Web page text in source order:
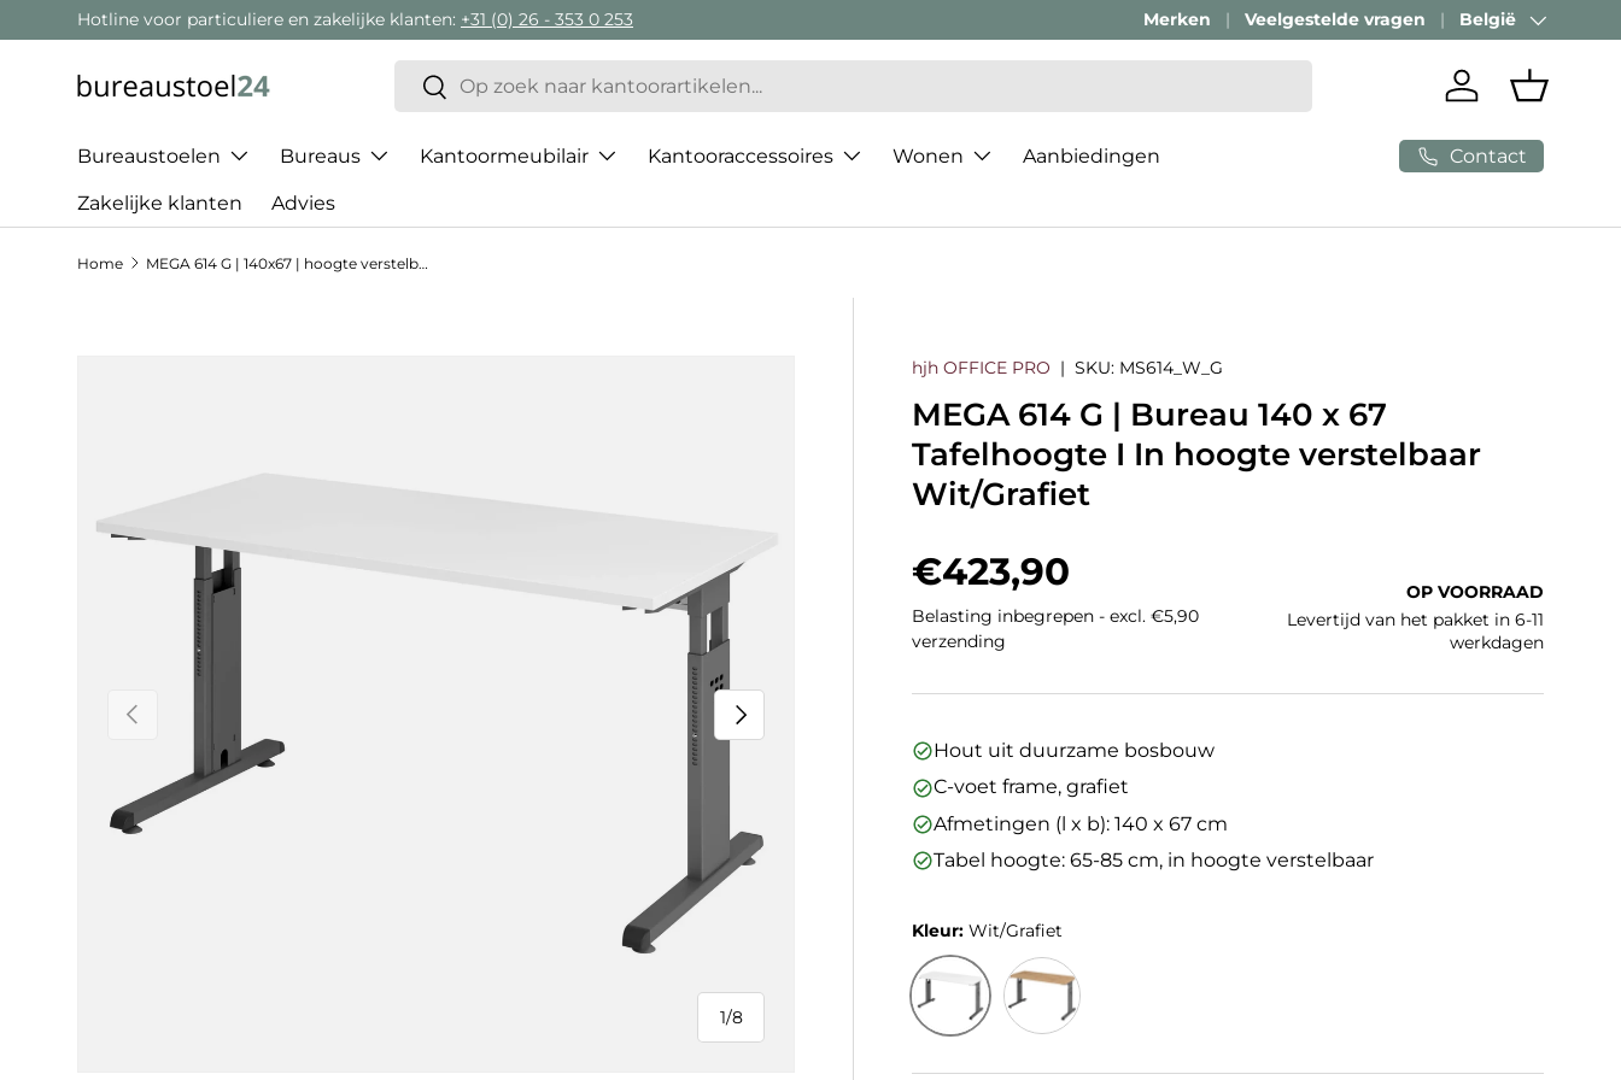
Ga naar inhoud
Hotline voor particuliere en zakelijke klanten: +31 (0) 26 - 353 0 253 Merken Veelgestelde vragen Land/Regio
België
Zoeken
Zoeken
InloggenMandje
Bureaustoelen Bureaus Kantoormeubilair Kantooraccessoires Wonen Aanbiedingen
Zakelijke klanten Advies
Contact
Home MEGA 614 G | 140x67 | hoogte verstelbaar
Vorige
1/
van
8
Volgende
hjh OFFICE PRO |SKU: MS614_W_G
MEGA 614 G | Bureau 140 x 67
Tafelhoogte I In hoogte verstelbaar
Wit/Grafiet
Reguliere prijs
€423,90
Belasting inbegrepen - excl. €5,90
verzending
OP VOORRAAD
Levertijd van het pakket in 6-11
werkdagen
Hout uit duurzame bosbouw
C-voet frame, grafiet
Afmetingen (l x b): 140 x 67 cm
Tabel hoogte: 65-85 cm, in hoogte verstelbaar
Kleur:Wit/Grafiet
Wit/Grafiet